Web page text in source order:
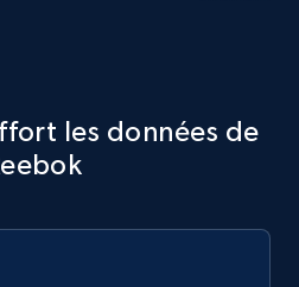
les données de